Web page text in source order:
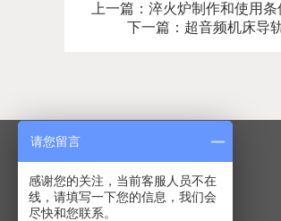
上一篇： 淬火炉制作和使用条
下一篇： 超音频机床导
高频淬火设备
请您留言
感谢您的关注，当前客服人员不在
线，请填写一下您的信息，我们会
尽快和您联系。